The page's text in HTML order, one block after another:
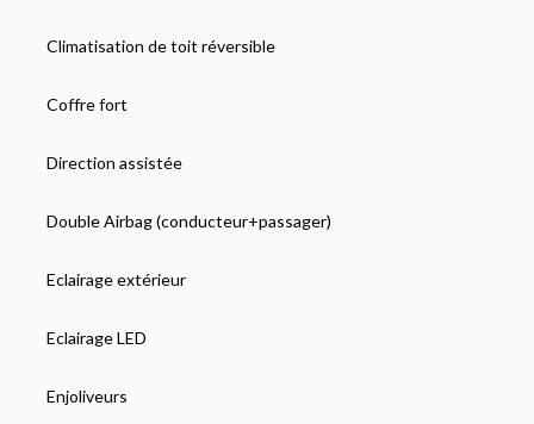
Climatisation de toit réversible
Coffre fort
Direction assistée
Double Airbag (conducteur+passager)
Eclairage extérieur
Eclairage LED
Enjoliveurs